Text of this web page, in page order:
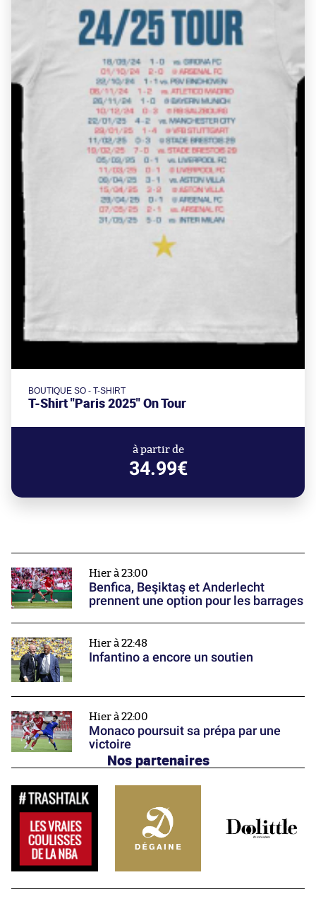
BOUTIQUE SO - T-SHIRT
T-Shirt "Paris 2025" On Tour
à partir de
34.99€
Hier à 23:00
Benfica, Beşiktaş et Anderlecht
prennent une option pour les barrages
Hier à 22:48
Infantino a encore un soutien
Hier à 22:00
Monaco poursuit sa prépa par une
victoire
Nos partenaires